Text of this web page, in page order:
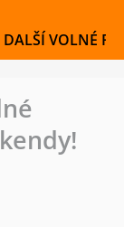
DALŠÍ VOLNÉ